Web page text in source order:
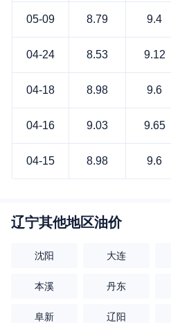
05-09 8.79 9.4
04-24 8.53 9.12
04-18 8.98 9.6
04-16 9.03 9.65
04-15 8.98 9.6
辽宁其他地区油价
沈阳 大连
本溪 丹东
阜新 辽阳